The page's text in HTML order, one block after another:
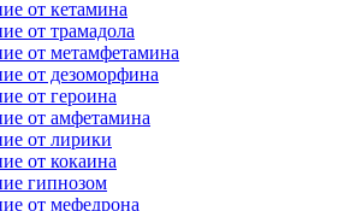
от кетамина
от трамадола
от метамфетамина
от дезоморфина
от героина
от амфетамина
от лирики
от кокаина
гипнозом
от мефедрона